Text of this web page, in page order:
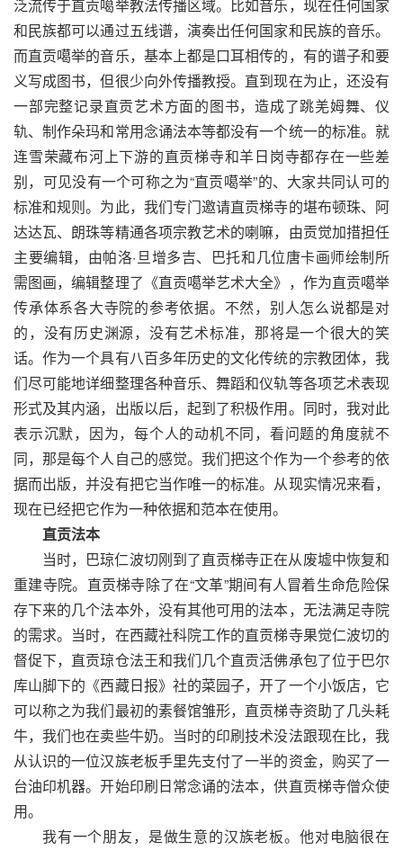
泛流传于直贡噶举教法传播区域。比如音乐，现在任何国家
和民族都可以通过五线谱，演奏出任何国家和民族的音乐。
而直贡噶举的音乐，基本上都是口耳相传的，有的谱子和要
义写成图书，但很少向外传播教授。直到现在为止，还没有
一部完整记录直贡艺术方面的图书，造成了跳羌姆舞、仪
轨、制作朵玛和常用念诵法本等都没有一个统一的标准。就
连雪荣藏布河上下游的直贡梯寺和羊日岗寺都存在一些差
别，可见没有一个可称之为“直贡噶举”的、大家共同认可的
标准和规则。为此，我们专门邀请直贡梯寺的堪布顿珠、阿
达达瓦、朗珠等精通各项宗教艺术的喇嘛，由贡觉加措担任
主要编辑，由帕洛·旦增多吉、巴托和几位唐卡画师绘制所
需图画，编辑整理了《直贡噶举艺术大全》，作为直贡噶举
传承体系各大寺院的参考依据。不然，别人怎么说都是对
的，没有历史渊源，没有艺术标准，那将是一个很大的笑
话。作为一个具有八百多年历史的文化传统的宗教团体，我
们尽可能地详细整理各种音乐、舞蹈和仪轨等各项艺术表现
形式及其内涵，出版以后，起到了积极作用。同时，我对此
表示沉默，因为，每个人的动机不同，看问题的角度就不
同，那是每个人自己的感觉。我们把这个作为一个参考的依
据而出版，并没有把它当作唯一的标准。从现实情况来看，
现在已经把它作为一种依据和范本在使用。
直贡法本
当时，巴琼仁波切刚到了直贡梯寺正在从废墟中恢复和
重建寺院。直贡梯寺除了在“文革”期间有人冒着生命危险保
存下来的几个法本外，没有其他可用的法本，无法满足寺院
的需求。当时，在西藏社科院工作的直贡梯寺果觉仁波切的
督促下，直贡琼仓法王和我们几个直贡活佛承包了位于巴尔
库山脚下的《西藏日报》社的菜园子，开了一个小饭店，它
可以称之为我们最初的素餐馆雏形，直贡梯寺资助了几头耗
牛，我们也在卖些牛奶。当时的印刷技术没法跟现在比，我
从认识的一位汉族老板手里先支付了一半的资金，购买了一
台油印机器。开始印刷日常念诵的法本，供直贡梯寺僧众使
用。
我有一个朋友，是做生意的汉族老板。他对电脑很在